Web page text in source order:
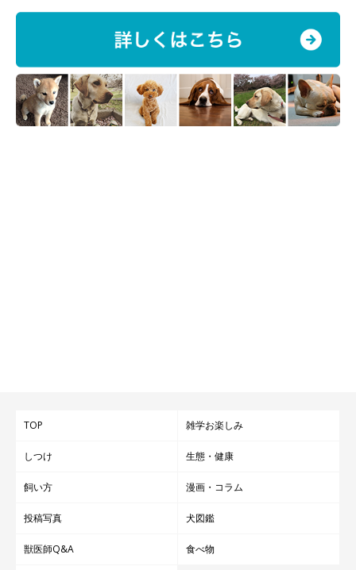
TOP 雑学お楽しみ
しつけ 生態・健康
飼い方 漫画・コラム
投稿写真 犬図鑑
獣医師Q&A 食べ物